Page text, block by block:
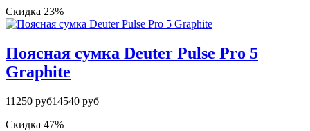
Скидка 23%
Поясная сумка Deuter Pulse Pro 5
Graphite
11250 руб14540 руб
Скидка 47%